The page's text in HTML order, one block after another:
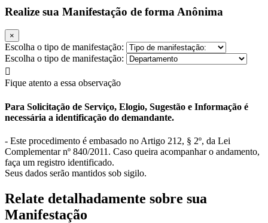
Realize sua Manifestação de forma Anônima
×
Escolha o tipo de manifestação:
Escolha o tipo de manifestação:
Fique atento a essa observação
Para Solicitação de Serviço, Elogio, Sugestão e Informação é
necessária a identificação do demandante.
- Este procedimento é embasado no Artigo 212, § 2º, da Lei
Complementar nº 840/2011. Caso queira acompanhar o andamento,
faça um registro identificado.
Seus dados serão mantidos sob sigilo.
Relate detalhadamente sobre sua
Manifestação